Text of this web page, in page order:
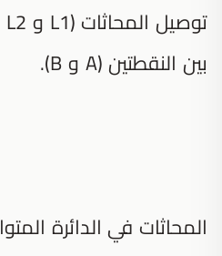
بين النقطتين (A و B).
المحاثات في الدائرة